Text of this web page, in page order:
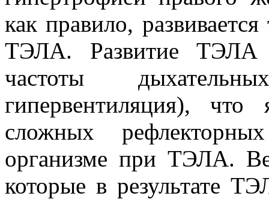
как правило,
ТЭЛА. Развитие ТЭЛА
частоты
гипервентиляция), что
сложных
организме при ТЭЛА.
которые в результате